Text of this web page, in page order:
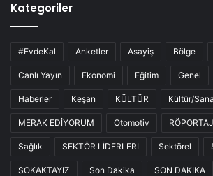
Kategoriler
#EvdeKal Anketler Asayiş Bölge
Canlı Yayın Ekonomi Eğitim Genel
Haberler Keşan KÜLTÜR Kültür/
MERAK EDİYORUM Otomotiv RÖPORTAJ
Sağlık SEKTÖR LİDERLERİ Sektörel
SOKAKTAYIZ Son Dakika SON DAKİKA